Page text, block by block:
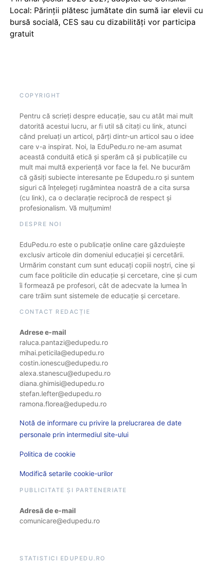
Local: Părinții plătesc jumătate din sumă iar elevii cu
bursă socială, CES sau cu dizabilităţi vor participa
gratuit
COPYRIGHT
Pentru că scrieți despre educație, sau cu atât mai mult
datorită acestui lucru, ar fi util să citați cu link, atunci
când preluați un articol, părți dintr-un articol sau o idee
care v-a inspirat. Noi, la EduPedu.ro ne-am asumat
această conduită etică și sperăm că și publicațiile cu
mult mai multă experiență vor face la fel. Ne bucurăm
că găsiți subiecte interesante pe Edupedu.ro și suntem
siguri că înțelegeți rugămintea noastră de a cita sursa
(cu link), ca o declarație reciprocă de respect și
profesionalism. Vă mulțumim!
DESPRE NOI
EduPedu.ro este o publicație online care găzduiește
exclusiv articole din domeniul educației și cercetării.
Urmărim constant cum sunt educați copiii noștri, cine și
cum face politicile din educație și cercetare, cine și cum
îi formează pe profesori, cât de adecvate la lumea în
care trăim sunt sistemele de educație și cercetare.
CONTACT REDACȚIE
Adrese e-mail
raluca.pantazi@edupedu.ro
mihai.peticila@edupedu.ro
costin.ionescu@edupedu.ro
alexa.stanescu@edupedu.ro
diana.ghimisi@edupedu.ro
stefan.lefter@edupedu.ro
ramona.florea@edupedu.ro
Notă de informare cu privire la prelucrarea de date
personale prin intermediul site-ului
Politica de cookie
Modifică setarile cookie-urilor
PUBLICITATE ȘI PARTENERIATE
Adresă de e-mail
comunicare@edupedu.ro
STATISTICI EDUPEDU.RO